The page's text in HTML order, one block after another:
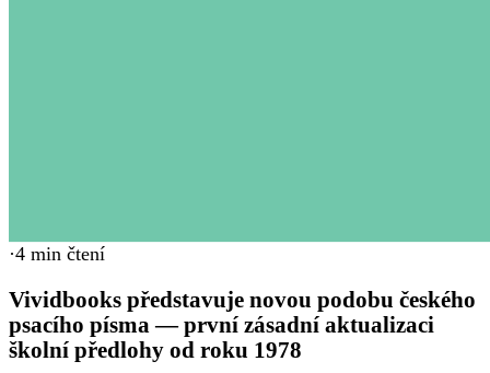
·4 min čtení
Vividbooks představuje novou podobu českého
psacího písma — první zásadní aktualizaci
školní předlohy od roku 1978